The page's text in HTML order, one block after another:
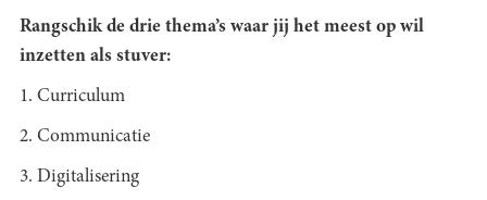
Rangschik de drie thema’s waar jij het meest op wil
inzetten als stuver:
1. Curriculum
2. Communicatie
3. Digitalisering